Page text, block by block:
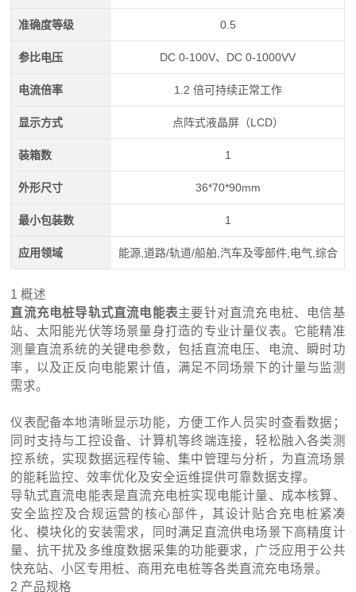
准确度等级 0.5
参比电压 DC 0-100V、DC 0-1000VV
电流倍率 1.2 倍可持续正常工作
显示方式 点阵式液晶屏（LCD）
装箱数 1
外形尺寸 36*70*90mm
最小包装数 1
应用领域 能源,道路/轨道/船舶,汽车及零部件,电气,综合
1 概述
直流充电桩导轨式直流电能表主要针对直流充电桩、电信基
站、太阳能光伏等场景量身打造的专业计量仪表。它能精准
测量直流系统的关键电参数，包括直流电压、电流、瞬时功
率，以及正反向电能累计值，满足不同场景下的计量与监测
需求。
仪表配备本地清晰显示功能，方便工作人员实时查看数据；
同时支持与工控设备、计算机等终端连接，轻松融入各类测
控系统，实现数据远程传输、集中管理与分析，为直流场景
的能耗监控、效率优化及安全运维提供可靠数据支撑。
导轨式直流电能表是直流充电桩实现电能计量、成本核算、
安全监控及合规运营的核心部件，其设计贴合充电桩紧凑
化、模块化的安装需求，同时满足直流供电场景下高精度计
量、抗干扰及多维度数据采集的功能要求，广泛应用于公共
快充站、小区专用桩、商用充电桩等各类直流充电场景。
2 产品规格